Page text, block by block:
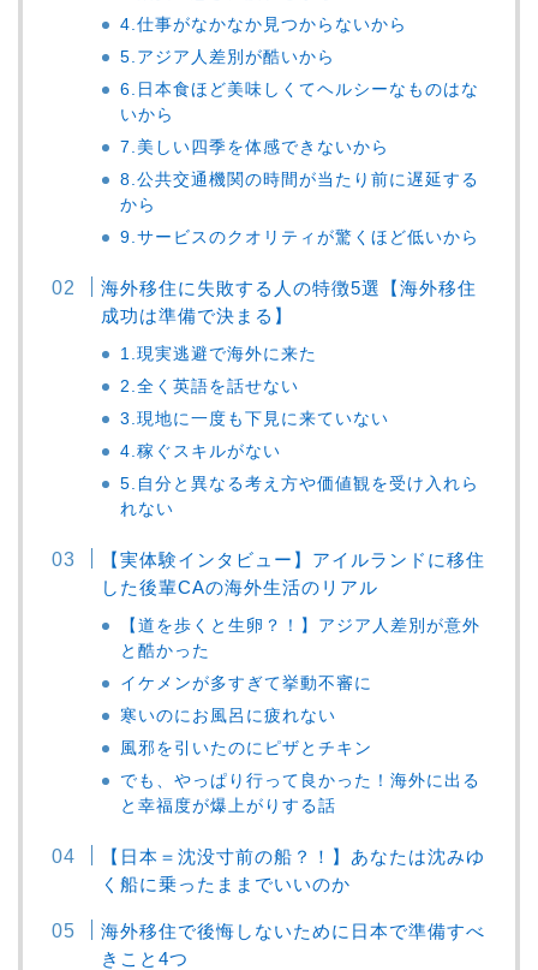
4.仕事がなかなか見つからないから
5.アジア人差別が酷いから
6.日本食ほど美味しくてヘルシーなものはな
いから
7.美しい四季を体感できないから
8.公共交通機関の時間が当たり前に遅延する
から
9.サービスのクオリティが驚くほど低いから
海外移住に失敗する人の特徴5選【海外移住
成功は準備で決まる】
1.現実逃避で海外に来た
2.全く英語を話せない
3.現地に一度も下見に来ていない
4.稼ぐスキルがない
5.自分と異なる考え方や価値観を受け入れら
れない
【実体験インタビュー】アイルランドに移住
した後輩CAの海外生活のリアル
【道を歩くと生卵？！】アジア人差別が意外
と酷かった
イケメンが多すぎて挙動不審に
寒いのにお風呂に疲れない
風邪を引いたのにピザとチキン
でも、やっぱり行って良かった！海外に出る
と幸福度が爆上がりする話
【日本＝沈没寸前の船？！】あなたは沈みゆ
く船に乗ったままでいいのか
海外移住で後悔しないために日本で準備すべ
きこと4つ